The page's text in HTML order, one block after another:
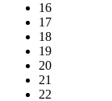
16
17
18
19
20
21
22